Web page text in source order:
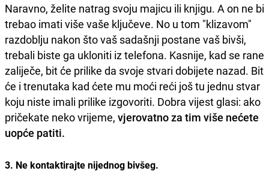
Naravno, želite natrag svoju majicu ili knjigu. A on ne bi
trebao imati više vaše ključeve. No u tom "klizavom"
razdoblju nakon što vaš sadašnji postane vaš bivši,
trebali biste ga ukloniti iz telefona. Kasnije, kad se rane
zaliječe, bit će prilike da svoje stvari dobijete nazad. Bit
će i trenutaka kad ćete mu moći reći još tu jednu stvar
koju niste imali prilike izgovoriti. Dobra vijest glasi: ako
pričekate neko vrijeme, vjerovatno za tim više nećete
uopće patiti.
3. Ne kontaktirajte nijednog bivšeg.